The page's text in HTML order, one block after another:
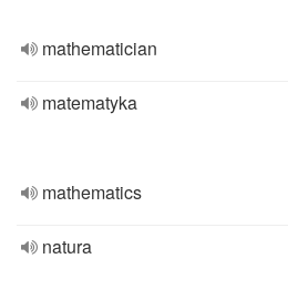
mathematician
matematyka
mathematics
natura